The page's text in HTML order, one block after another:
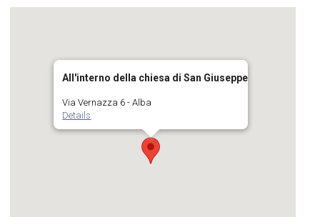
All'interno della chiesa di San Giuseppe
Via Vernazza 6 - Alba
Details